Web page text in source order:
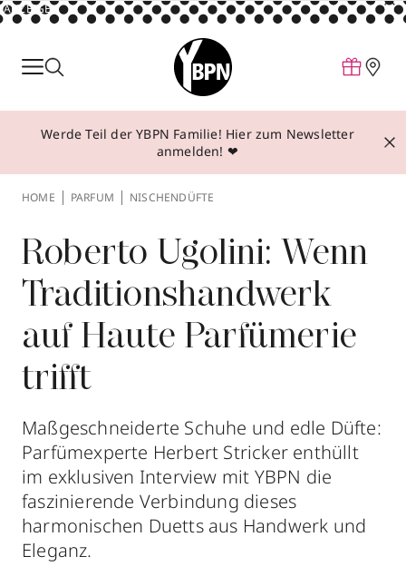
ANZEIGE
Parfum
Make-up
Behandlungen
Über YBPN
Aktionen
Storefinder
Werde Teil der YBPN Familie! Hier zum Newsletter
anmelden! ❤
HOME PARFUM NISCHENDÜFTE
Roberto Ugolini: Wenn
Traditionshandwerk
auf Haute Parfümerie
trifft
Maßgeschneiderte Schuhe und edle Düfte:
Parfümexperte Herbert Stricker enthüllt
im exklusiven Interview mit YBPN die
faszinierende Verbindung dieses
harmonischen Duetts aus Handwerk und
Eleganz.